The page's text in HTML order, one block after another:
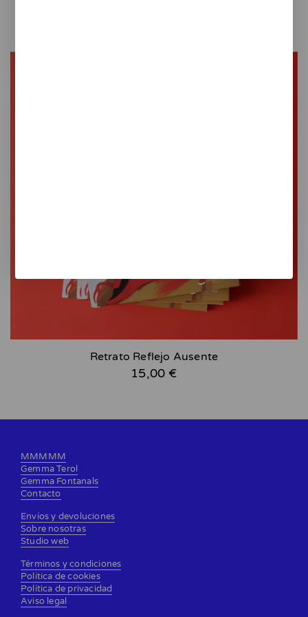
Retrato Reflejo Ausente
15,00 €
MMMMM
Gemma Terol
Gemma Fontanals
Contacto
Envíos y devoluciones
Sobre nosotras
Studio web
Términos y condiciones
Política de cookies
Política de privacidad
Aviso legal